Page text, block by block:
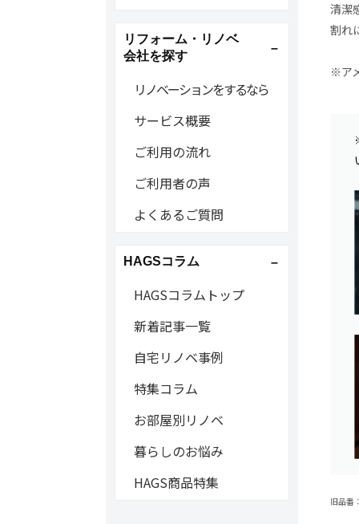
清潔
割れ
※ア
旧品番
リフォーム・リノベ
会社を探す
リノベーションをするなら
サービス概要
ご利用の流れ
ご利用者の声
よくあるご質問
HAGSコラム
HAGSコラムトップ
新着記事一覧
自宅リノベ事例
特集コラム
お部屋別リノベ
暮らしのお悩み
HAGS商品特集